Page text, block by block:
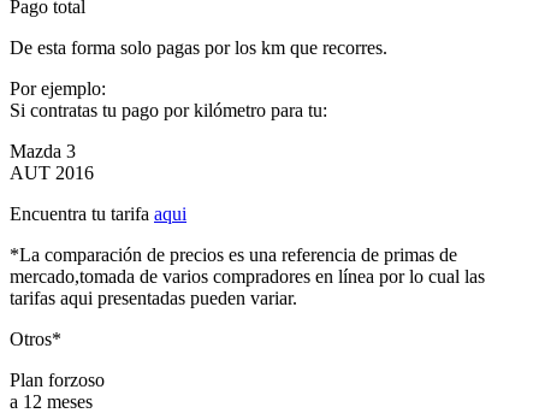
Pago total
De esta forma solo pagas por los km que recorres.
Por ejemplo:
Si contratas tu pago por kilómetro para tu:
Mazda 3
AUT 2016
Encuentra tu tarifa aqui
*La comparación de precios es una referencia de primas de
mercado,tomada de varios compradores en línea por lo cual las
tarifas aqui presentadas pueden variar.
Otros*
Plan forzoso
a 12 meses